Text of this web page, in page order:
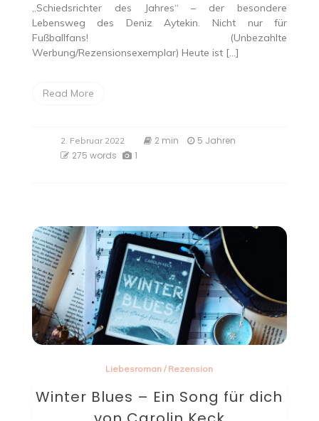
„Schiedsrichter des Jahres“ – der besondere
Lebensweg des Deniz Aytekin. Nicht nur für
Fußballfans! (Unbezahlte
Werbung/Rezensionsexemplar) Heute ist […]
Read More
2. Februar 2022 2 min
5 Jahren
275 words
1
Liebesroman / Rezension
Winter Blues – Ein Song für dich